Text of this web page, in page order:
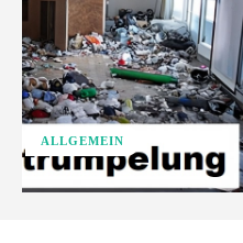
ALLGEMEIN